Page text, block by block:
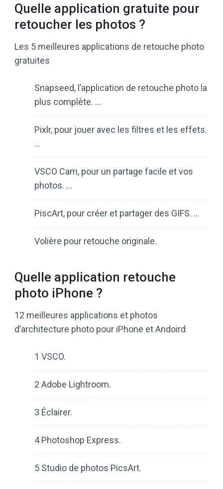
Quelle application gratuite pour
retoucher les photos ?
Les 5 meilleures applications de retouche photo
gratuites
Snapseed, l’application de retouche photo la
plus complète. …
Pixlr, pour jouer avec les filtres et les effets.
…
VSCO Cam, pour un partage facile et vos
photos. …
PiscArt, pour créer et partager des GIFS. …
Volière pour retouche originale.
Quelle application retouche
photo iPhone ?
12 meilleures applications et photos
d’architecture photo pour iPhone et Andoird
1 VSCO.
2 Adobe Lightroom.
3 Éclairer.
4 Photoshop Express.
5 Studio de photos PicsArt.